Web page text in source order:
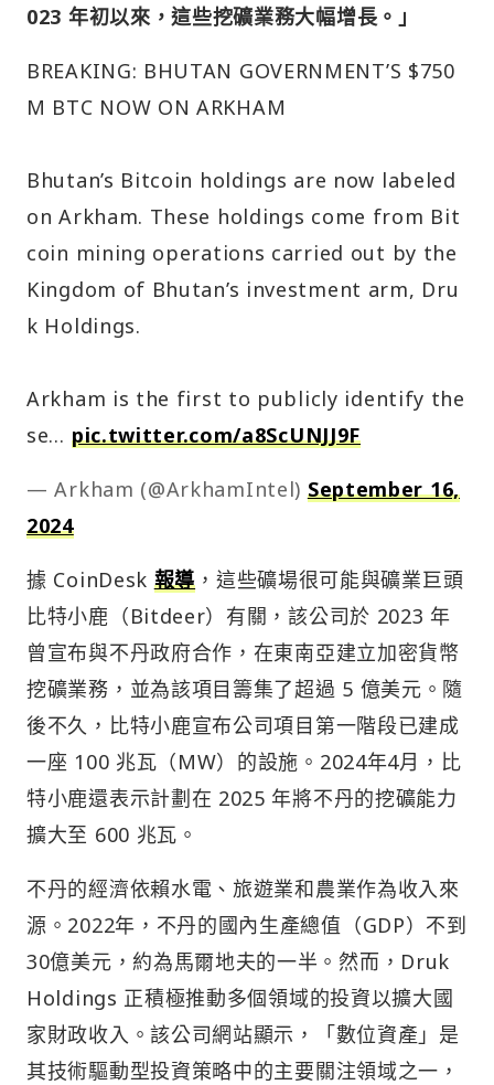
023 年初以來，這些挖礦業務大幅增長。」
BREAKING: BHUTAN GOVERNMENT’S $750
M BTC NOW ON ARKHAM
Bhutan’s Bitcoin holdings are now labeled
on Arkham. These holdings come from Bit
coin mining operations carried out by the
Kingdom of Bhutan’s investment arm, Dru
k Holdings.
Arkham is the first to publicly identify the
se… pic.twitter.com/a8ScUNJJ9F
— Arkham (@ArkhamIntel) September 16,
2024
據 CoinDesk 報導 ，這些礦場很可能與礦業巨頭
比特小鹿（Bitdeer）有關，該公司於 2023 年
曾宣布與不丹政府合作，在東南亞建立加密貨幣
挖礦業務，並為該項目籌集了超過 5 億美元。隨
後不久，比特小鹿宣布公司項目第一階段已建成
一座 100 兆瓦（MW）的設施。2024年4月，比
特小鹿還表示計劃在 2025 年將不丹的挖礦能力
擴大至 600 兆瓦。
不丹的經濟依賴水電、旅遊業和農業作為收入來
源。2022年，不丹的國內生產總值（GDP）不到
30億美元，約為馬爾地夫的一半。然而，Druk
Holdings 正積極推動多個領域的投資以擴大國
家財政收入。該公司網站顯示，「數位資產」是
其技術驅動型投資策略中的主要關注領域之一，